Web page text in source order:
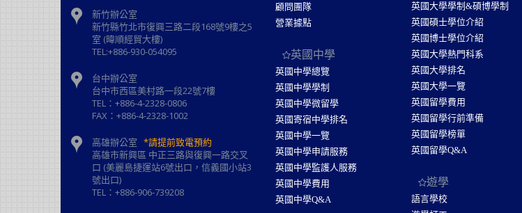
新竹辦公室
新⽵縣⽵北市復興三路⼆段168號9樓之5
室 (暐順經貿大樓)
TEL:+886-930-054095
台中辦公室
台中市西區美村路一段22號7樓
TEL：+886-4-2328-0806
FAX：+886-4-2328-1002
高雄辦公室 *請提前致電預約
高雄市新興區 中正三路與復興一路交叉
口 (美麗島捷運站6號出口，信義國小站3
號出口)
TEL：+886-906-739208
顧問團隊
營業據點
英國中學
英國中學總覽
英國中學學制
英國中學微留學
英國寄宿中學排名
英國中學一覽
英國中學申請服務
英國中學監護人服務
英國中學費用
英國中學Q&A
英國大學學制&碩博學制
英國碩士學位介紹
英國博士學位介紹
英國大學熱門科系
英國大學排名
英國大學一覽
英國留學費用
英國留學行前準備
英國留學榜單
英國留學Q&A
遊學
語言學校